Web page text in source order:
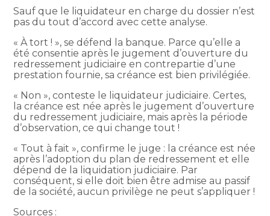
Sauf que le liquidateur en charge du dossier n’est
pas du tout d’accord avec cette analyse.
« À tort ! », se défend la banque. Parce qu’elle a
été consentie après le jugement d’ouverture du
redressement judiciaire en contrepartie d’une
prestation fournie, sa créance est bien privilégiée.
« Non », conteste le liquidateur judiciaire. Certes,
la créance est née après le jugement d’ouverture
du redressement judiciaire, mais après la période
d’observation, ce qui change tout !
« Tout à fait », confirme le juge : la créance est née
après l’adoption du plan de redressement et elle
dépend de la liquidation judiciaire. Par
conséquent, si elle doit bien être admise au passif
de la société, aucun privilège ne peut s’appliquer !
Sources :